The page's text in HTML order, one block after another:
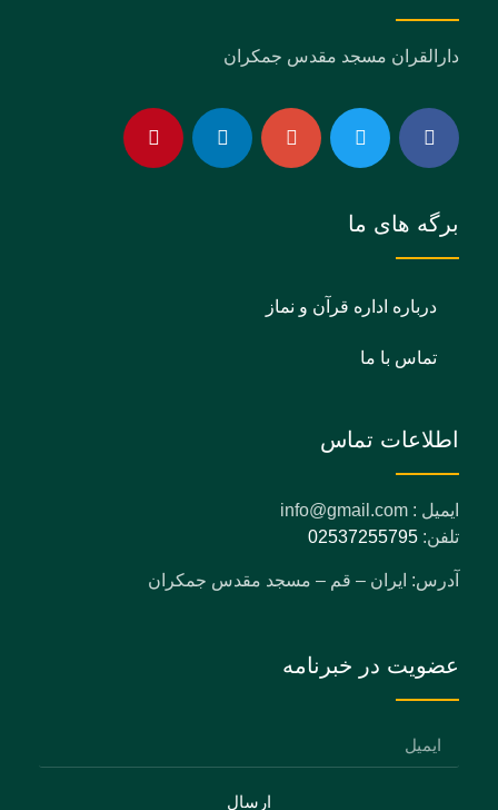
دارالقران مسجد مقدس جمکران
برگه های ما
درباره اداره قرآن و نماز
تماس با ما
اطلاعات تماس
ایمیل : info@gmail.com
تلفن:02537255795
آدرس: ایران – قم – مسجد مقدس جمکران
عضویت در خبرنامه
ارسال